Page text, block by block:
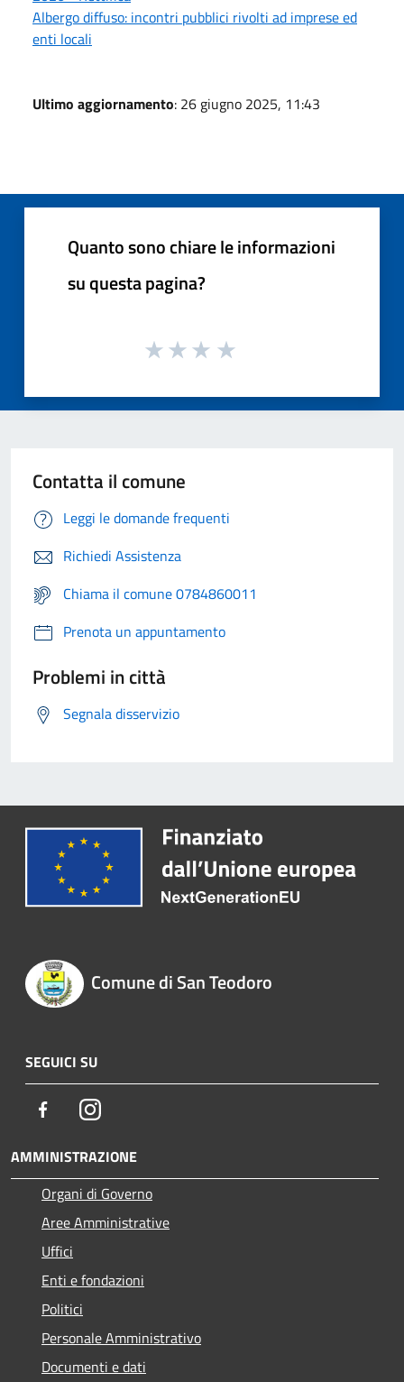
Albergo diffuso: incontri pubblici rivolti ad imprese ed
enti locali
Ultimo aggiornamento: 26 giugno 2025, 11:43
Quanto sono chiare le informazioni
su questa pagina?
Contatta il comune
Leggi le domande frequenti
Richiedi Assistenza
Chiama il comune 0784860011
Prenota un appuntamento
Problemi in città
Segnala disservizio
Comune di San Teodoro
SEGUICI SU
FacebookInstagram
AMMINISTRAZIONE
Organi di Governo
Aree Amministrative
Uffici
Enti e fondazioni
Politici
Personale Amministrativo
Documenti e dati